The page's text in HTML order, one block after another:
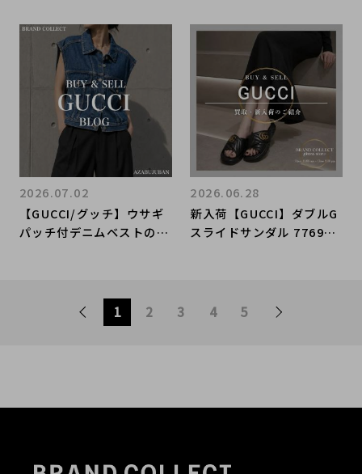
コレクト渋谷店
ームチェーンショルダー新
入荷｜原宿・表参道エリア
のブランドコレクト原宿竹
下通り店
【GUCCI/グッチ】ウサギ
パッチ付デニムベストのご
2026.07.02
新入荷【GUCCI】ダブルG
スライドサンダル 776944
2026.06.28
1 2 3 4 5